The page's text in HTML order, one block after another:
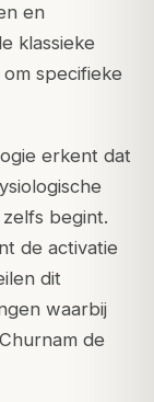
en
klassieke
specifieke
erkent dat
begint.
de activatie
dit
waarbij
de